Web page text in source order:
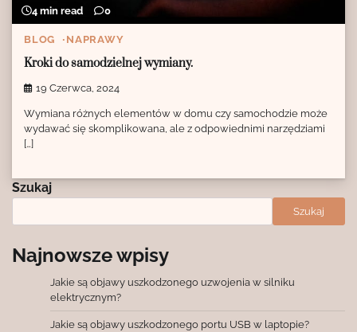
4 min read 0
BLOG NAPRAWY
Kroki do samodzielnej wymiany.
19 Czerwca, 2024
Wymiana różnych elementów w domu czy samochodzie może
wydawać się skomplikowana, ale z odpowiednimi narzędziami
[…]
Szukaj
Szukaj
Najnowsze wpisy
Jakie są objawy uszkodzonego uzwojenia w silniku
elektrycznym?
Jakie są objawy uszkodzonego portu USB w laptopie?